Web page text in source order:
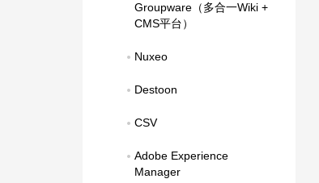
Groupware（多合一Wiki +
CMS平台）
Nuxeo
Destoon
CSV
Adobe Experience
Manager